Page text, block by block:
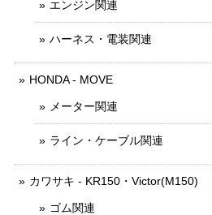
エンジン関連
ハーネス・電装関連
HONDA - MOVE
メーター関連
ライン・ケーブル関連
カワサキ - KR150・Victor(M150)
ゴム関連